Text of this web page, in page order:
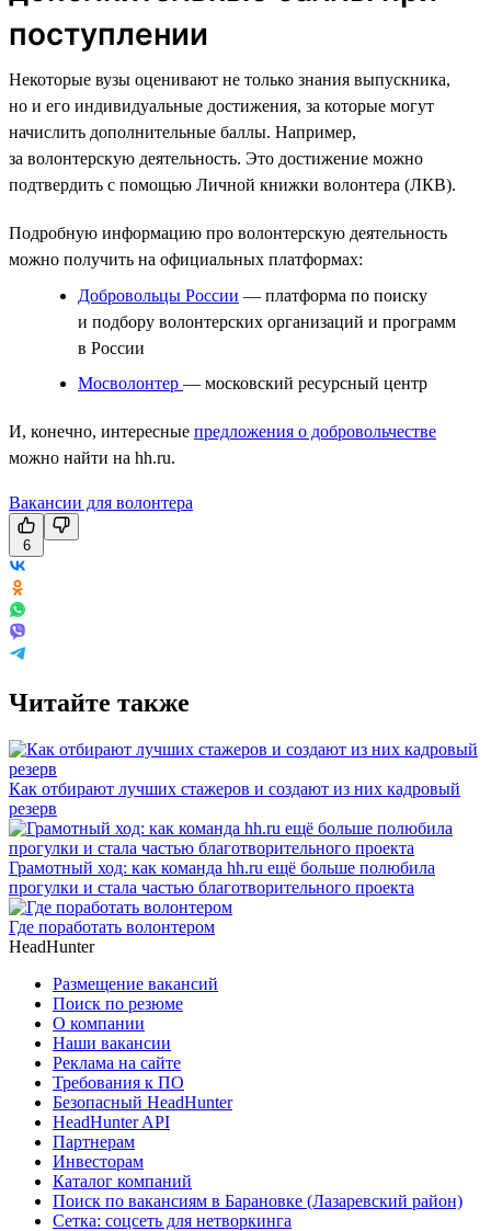
поступлении
Некоторые вузы оценивают не только знания выпускника,
но и его индивидуальные достижения, за которые могут
начислить дополнительные баллы. Например,
за волонтерскую деятельность. Это достижение можно
подтвердить с помощью Личной книжки волонтера (ЛКВ).
Подробную информацию про волонтерскую деятельность
можно получить на официальных платформах:
Добровольцы России — платформа по поиску
и подбору волонтерских организаций и программ
в России
Мосволонтер — московский ресурсный центр
И, конечно, интересные предложения о добровольчестве
можно найти на hh.ru.
Вакансии для волонтера
6
Читайте также
Как отбирают лучших стажеров и создают из них кадровый
резерв
Грамотный ход: как команда hh.ru ещё больше полюбила
прогулки и стала частью благотворительного проекта
Где поработать волонтером
HeadHunter
Размещение вакансий
Поиск по резюме
О компании
Наши вакансии
Реклама на сайте
Требования к ПО
Безопасный HeadHunter
HeadHunter API
Партнерам
Инвесторам
Каталог компаний
Поиск по вакансиям в Барановке (Лазаревский район)
Сетка: соцсеть для нетворкинга